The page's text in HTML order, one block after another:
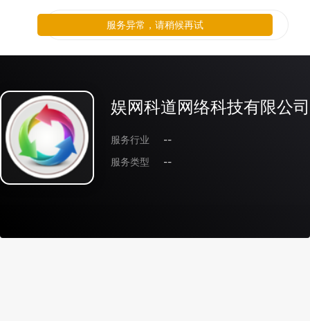
娱网科道网络科技有限公司
服务行业
--
服务类型
--
服务异常，请稍候再试